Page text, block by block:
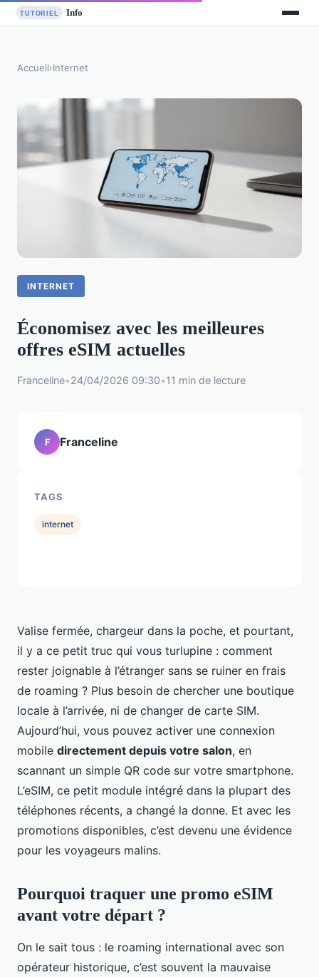
Accueil›Internet
INTERNET
Économisez avec les meilleures
offres eSIM actuelles
Franceline•24/04/2026 09:30•11 min de lecture
Valise fermée, chargeur dans la poche, et pourtant,
il y a ce petit truc qui vous turlupine : comment
rester joignable à l’étranger sans se ruiner en frais
de roaming ? Plus besoin de chercher une boutique
locale à l’arrivée, ni de changer de carte SIM.
Aujourd’hui, vous pouvez activer une connexion
mobile directement depuis votre salon, en
scannant un simple QR code sur votre smartphone.
L’eSIM, ce petit module intégré dans la plupart des
téléphones récents, a changé la donne. Et avec les
promotions disponibles, c’est devenu une évidence
pour les voyageurs malins.
Pourquoi traquer une promo eSIM
avant votre départ ?
On le sait tous : le roaming international avec son
opérateur historique, c’est souvent la mauvaise
F Franceline
TAGS
internet